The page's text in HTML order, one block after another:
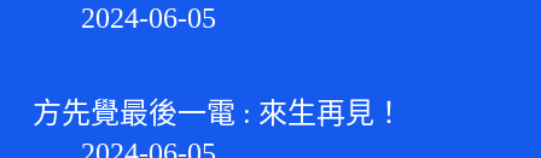
2024-06-05
方先覺最後一電 : 來生再見！